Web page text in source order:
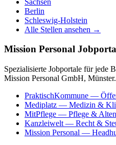
Berlin
Schleswig-Holstein
Alle Stellen ansehen →
Mission Personal
Spezialisierte Jobportale für jede
Mission Personal GmbH, Münster.
PraktischKommune —
Mediplatz — Medizin &
MitPflege — Pflege &
Kanzleiwelt — Recht &
Mission Personal —